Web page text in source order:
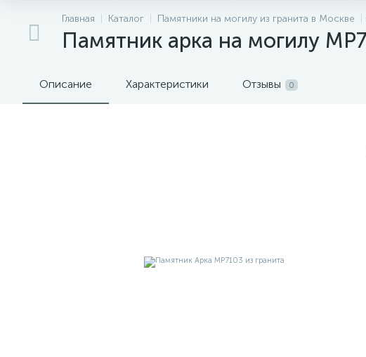
Могильные
Главная Каталог Памятники на могилу из гранита в Москве
Памятник арка на могилу
Описание Характеристики Отзывы 0